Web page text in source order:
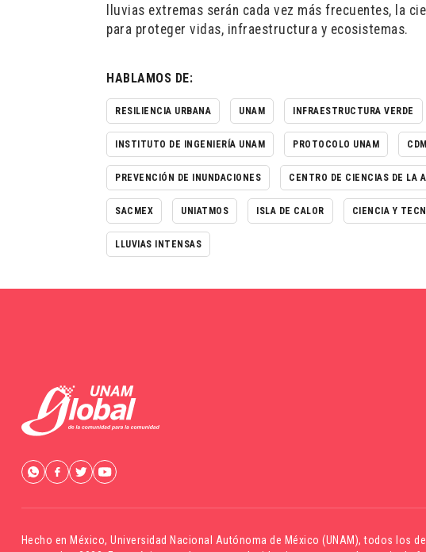
lluvias extremas serán cada vez más frecuentes, la
para proteger vidas, infraestructura y ecosistemas.
HABLAMOS DE:
RESILIENCIA URBANA UNAM INFRAESTRUCTURA VERDE
INSTITUTO DE INGENIERÍA UNAM PROTOCOLO UNAM
PREVENCIÓN DE INUNDACIONES CENTRO DE CIENCIAS DE LA
SACMEX UNIATMOS ISLA DE CALOR CIENCIA Y
LLUVIAS INTENSAS
Hecho en México,Universidad Nacional Autónoma de México (UNAM), todos los